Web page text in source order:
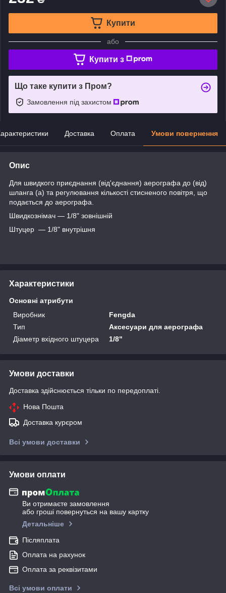
Купити
або
Купити з
Що таке купити з Пром?
Замовлення під захистом
Доставка Оплата Умови повернення
Опис
Для швидкого приєднання (від'єднання) аерографа до (від)
шланга (а) та регулювання кількості стисненого повітря, що
подається до аерографа.
Швидкознімач — 1/8" зовнішній
Штуцер — 1/8" внутрішня
Характеристики
Основні атрибути
Виробник
Fengda
Тип
Аксесуари для аерографа
Діаметр вхідного штуцера
1/8"
Умови доставки
Доставка здійснюється тільки по передоплаті.
Нова Пошта
Доставка курєром
Всі умови доставки
Умови оплати
Ви отримаєте замовлення
або гроші повернуться на вашу картку
Детальніше
Післяплата
Оплата на рахунок
Оплата за реквізитами
Всі умови оплати